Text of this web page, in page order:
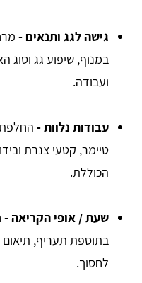
גישה לגג ותנאים -
במנוף, שיפוע גג וסוג
ועבודה.
עבודות נלוות - החלפת
טיימר, קטעי צנרת
הכוללת.
שעת / אופי הקריאה-
בתוספת תעריף,
לחסוך.